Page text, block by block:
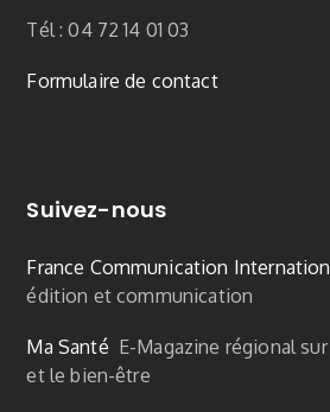
Tél : 04 72 14 01 03
Formulaire de contact
Suivez-nous
France Communication
édition et communication
Ma Santé E-Magazine régional
et le bien-être